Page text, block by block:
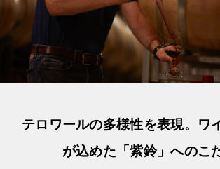
テロワールの多様性を表現。ワ
が込めた「紫鈴」へのこ